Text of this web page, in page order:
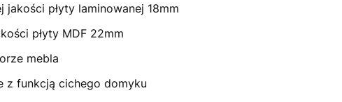
płyty laminowanej 18mm
płyty MDF 22mm
mebla
z funkcją cichego domyku